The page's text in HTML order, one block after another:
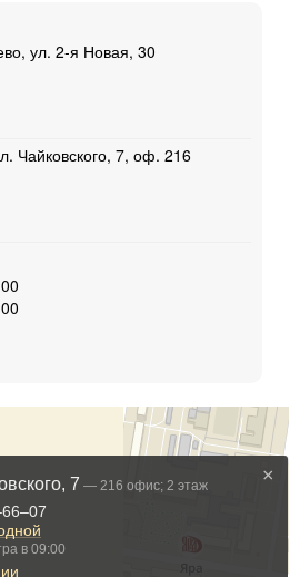
ул. 2-я Новая, 30
Чайковского, 7, оф. 216